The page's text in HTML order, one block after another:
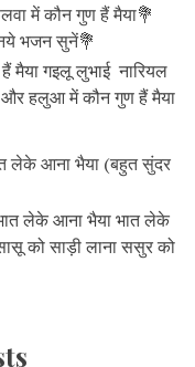
में कौन गुण हैं मैया💐
भजन सुनें💐
गइलू लुभाई नारियल
और हलुआ में कौन गुण हैं मैया
लेके आना भैया (बहुत सुंदर
लेके आना भैया भात लेके
को साड़ी लाना ससुर को